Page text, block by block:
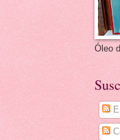
Óleo